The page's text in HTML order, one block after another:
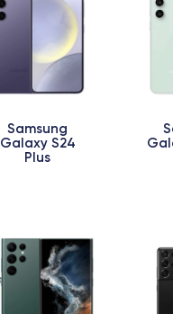
Samsung
Galaxy S24
Plus